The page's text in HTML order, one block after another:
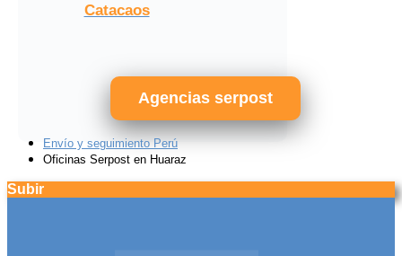
Catacaos
Agencias serpost
Envío y seguimiento Perú
Oficinas Serpost en Huaraz
Subir